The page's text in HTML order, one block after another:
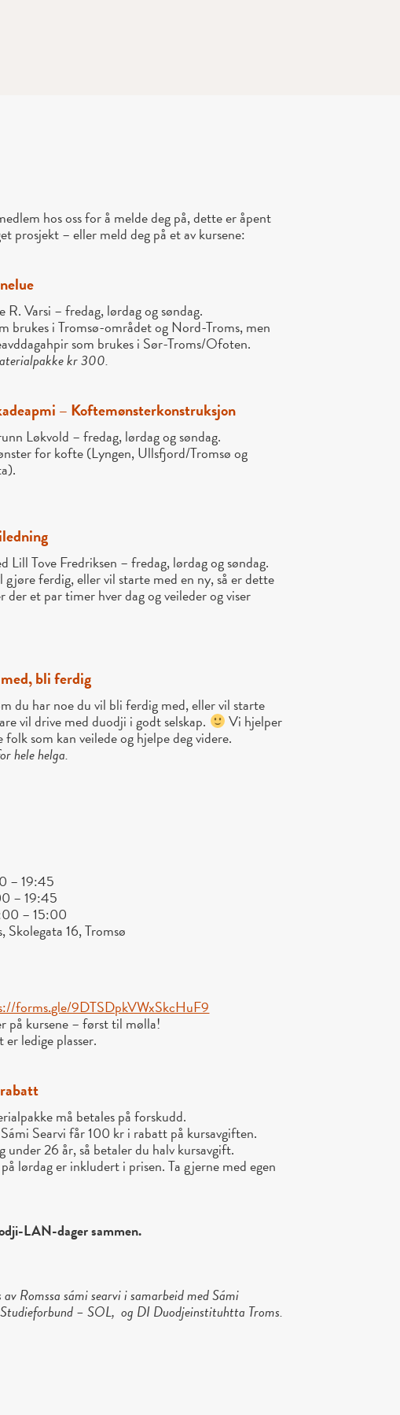
hos oss for å melde deg på, dette er åpent
prosjekt – eller meld deg på et av kursene:
R. Varsi – fredag, lørdag og søndag.
brukes i Tromsø-området og Nord-Troms, men
som brukes i Sør-Troms/Ofoten.
kr 300.
– Koftemønsterkonstruksjon
Løkvold – fredag, lørdag og søndag.
for kofte (Lyngen, Ullsfjord/Tromsø og
Lill Tove Fredriksen – fredag, lørdag og søndag.
gjøre ferdig, eller vil starte med en ny, så er dette
der et par timer hver dag og veileder og viser
bli ferdig
du har noe du vil bli ferdig med, eller vil starte
vil drive med duodji i godt selskap. Vi hjelper
folk som kan veilede og hjelpe deg videre.
hele helga.
– 19:45
– 19:45
– 15:00
Skolegata 16, Tromsø
forms.gle/9DTSDpkVWxSkcHuF9
på kursene – først til mølla!
ledige plasser.
må betales på forskudd.
Searvi får 100 kr i rabatt på kursavgiften.
26 år, så betaler du halv kursavgift.
lørdag er inkludert i prisen. Ta gjerne med egen
LAN-dager sammen.
Romssa sámi searvi i samarbeid med Sámi
– SOL, og DI Duodjeinstituhtta Troms.